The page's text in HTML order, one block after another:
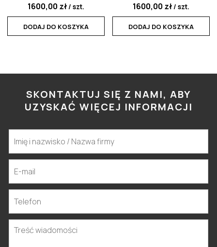
1600,00 zł/ szt.
DODAJ DO KOSZYKA
1600,00 zł / szt.
DODAJ DO KOSZYKA
SKONTAKTUJ SIĘ Z NAMI, ABY
UZYSKAĆ WIĘCEJ INFORMACJI